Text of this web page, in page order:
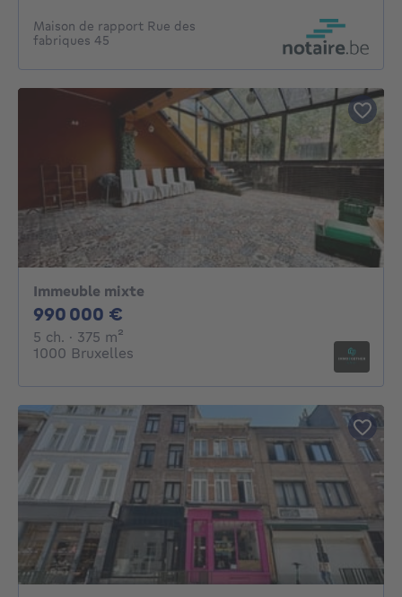
Maison de rapport Rue des
fabriques 45
Immeuble mixte
990 000 €
5 ch. 5 chambres
· 375 m²
1000 Bruxelles